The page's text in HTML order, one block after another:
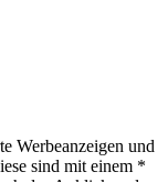
Werbeanzeigen und
sind mit einem *